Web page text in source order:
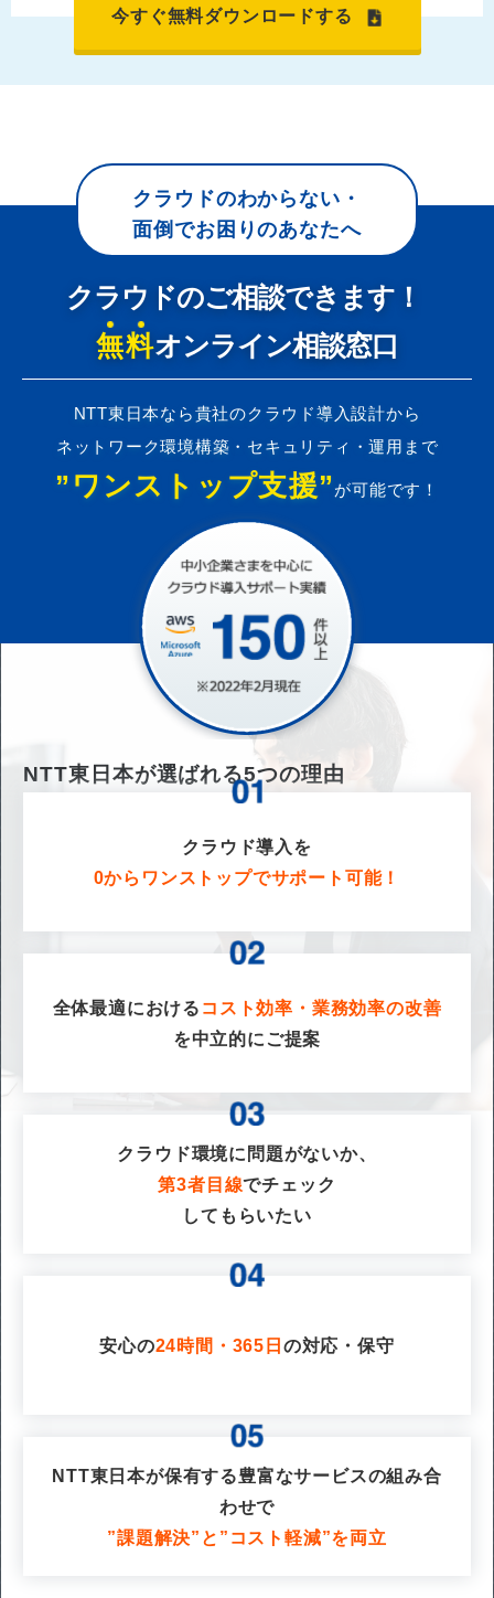
今すぐ無料ダウンロードする
クラウドのわからない・
面倒でお困りのあなたへ
クラウドのご相談できます！
無料オンライン相談窓口
NTT東日本なら貴社のクラウド導入設計から
ネットワーク環境構築・セキュリティ・運用まで
”ワンストップ支援” が可能です！
NTT東日本が選ばれる5つの理由
クラウド導入を
0からワンストップでサポート可能！
全体最適における コスト効率・業務効率の改善
を中立的にご提案
クラウド環境に問題がないか、
第3者目線でチェック
してもらいたい
安心の24時間・365日 の対応・保守
NTT東日本が保有する豊富なサービスの組み合
わせで
”課題解決”と”コスト軽減”を両立